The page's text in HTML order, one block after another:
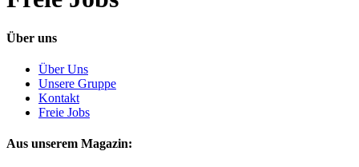
Über uns
Über Uns
Unsere Gruppe
Kontakt
Freie Jobs
Aus unserem Magazin: